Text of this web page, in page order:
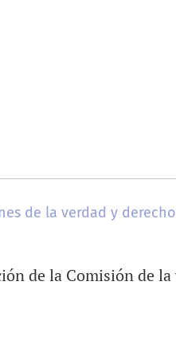
de la verdad y
de la Comisión de